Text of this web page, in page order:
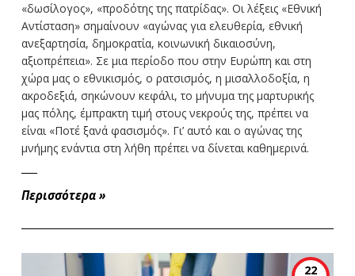
«δωσίλογος», «προδότης της πατρίδας». Οι λέξεις «Εθνική
Αντίσταση» σημαίνουν «αγώνας για ελευθερία, εθνική
ανεξαρτησία, δημοκρατία, κοινωνική δικαιοσύνη,
αξιοπρέπεια». Σε μια περίοδο που στην Ευρώπη και στη
χώρα μας ο εθνικισμός, ο ρατσισμός, η μισαλλοδοξία, η
ακροδεξιά, σηκώνουν κεφάλι, το μήνυμα της μαρτυρικής
μας πόλης, έμπρακτη τιμή στους νεκρούς της, πρέπει να
είναι «Ποτέ ξανά φασισμός». Γι’ αυτό και ο αγώνας της
μνήμης ενάντια στη λήθη πρέπει να δίνεται καθημερινά.
Περισσότερα »
22